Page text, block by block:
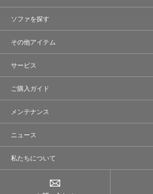
ソファを探す
その他アイテム
サービス
ご購入ガイド
メンテナンス
ニュース
私たちについて